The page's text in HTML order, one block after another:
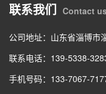
联系我们 Contact
公司地址：山东省淄博市
联系电话：139-5338-
手机号码：133-7067-